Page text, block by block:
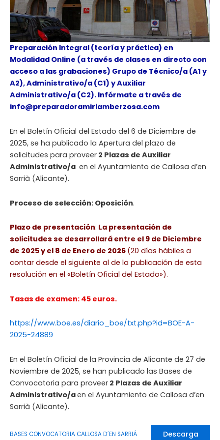
Preparación Integral (teoría y práctica) en
Modalidad Online (a través de clases en directo con
acceso a las grabaciones) Grupo de Técnico/a (A1 y
A2), Administrativo/a (C1) y Auxiliar
Administrativo/a (C2). Infórmate a través de
info@preparadoramiriamberzosa.com
En el Boletín Oficial del Estado del 6 de Diciembre de
2025, se ha publicado la Apertura del plazo de
solicitudes para proveer 2 Plazas de Auxiliar
Administrativo/a en el Ayuntamiento de Callosa d’en
Sarrià (Alicante).
Proceso de selección: Oposición.
Plazo de presentación: La presentación de
solicitudes se desarrollará entre el 9 de Diciembre
de 2025 y el 8 de Enero de 2026 (20 días hábiles a
contar desde el siguiente al de la publicación de esta
resolución en el «Boletín Oficial del Estado»).
Tasas de examen: 45 euros.
https://www.boe.es/diario_boe/txt.php?id=BOE-A-
2025-24889
En el Boletín Oficial de la Provincia de Alicante de 27 de
Noviembre de 2025, se han publicado las Bases de
Convocatoria para proveer 2 Plazas de Auxiliar
Administrativo/aen el Ayuntamiento de Callosa d’en
Sarrià (Alicante).
BASES CONVOCATORIA CALLOSA D´EN SARRIÁ Descarga